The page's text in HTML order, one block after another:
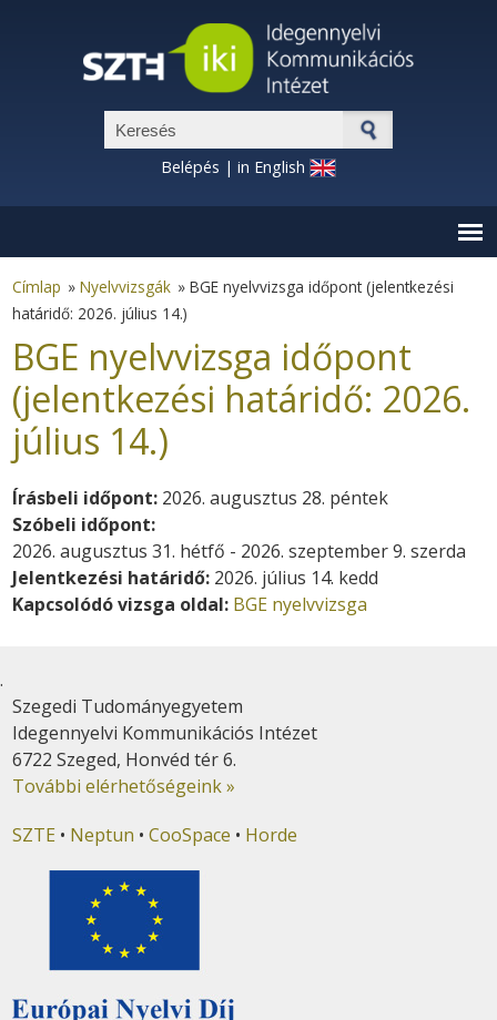
Keresés űrlap
Belépés | in English
Címlap » Nyelvvizsgák » BGE nyelvvizsga időpont (jelentkezési
határidő: 2026. július 14.)
BGE nyelvvizsga időpont
(jelentkezési határidő: 2026.
július 14.)
Írásbeli időpont: 2026. augusztus 28. péntek
Szóbeli időpont:
2026. augusztus 31. hétfő - 2026. szeptember 9. szerda
Jelentkezési határidő: 2026. július 14. kedd
Kapcsolódó vizsga oldal: BGE nyelvvizsga
.
Szegedi Tudományegyetem
Idegennyelvi Kommunikációs Intézet
6722 Szeged, Honvéd tér 6.
További elérhetőségeink »
SZTE • Neptun •CooSpace • Horde